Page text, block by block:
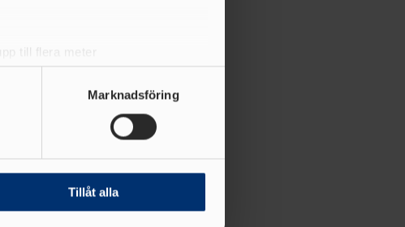
till flera meter
i
detaljsektionen. Du kan ändra
annan information från din enhet
i sin tur kombinera informationen
deras tjänster.
Marknadsföring
Tillåt alla